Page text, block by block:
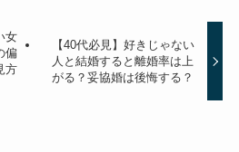
女
偏
方
【40代必見】好きじゃない
人と結婚すると離婚率は上
がる？妥協婚は後悔する？